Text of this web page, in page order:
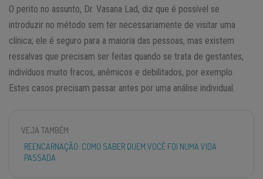
O perito no assunto, Dr. Vasana Lad, diz que é possível se
introduzir no método sem ter necessariamente de visitar uma
clínica; ele é seguro para a maioria das pessoas, mas existem
ressalvas que precisam ser feitas quando se trata de gestantes,
indivíduos muito fracos, anêmicos e debilitados, por exemplo.
Estes casos precisam passar antes por uma análise individual.
VEJA TAMBÉM
REENCARNAÇÃO: COMO SABER QUEM VOCÊ FOI NUMA VIDA
PASSADA